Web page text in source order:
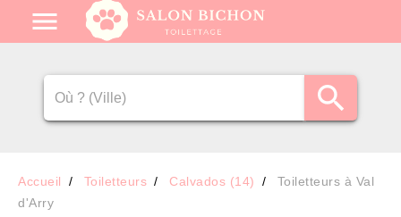
Accueil Toiletteurs Calvados (14)
Toiletteurs à Val
d'Arry